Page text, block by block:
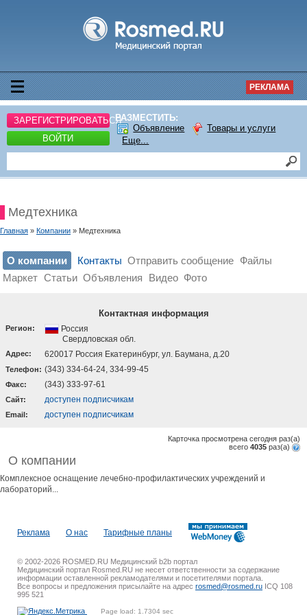
РЕКЛАМА
ЗАРЕГИСТРИРОВАТЬСЯ
ВОЙТИ
РАЗМЕСТИТЬ:
Объявление
Товары и услуги
Еще...
Медтехника
Главная » Компании » Медтехника
О компании Контакты Отправить сообщение Файлы
Маркет Статьи Объявления Видео Фото
Контактная информация
Регион:
Россия
Свердловская обл.
Адрес: 620017 Россия Екатеринбург, ул. Баумана, д.20
Телефон: (343) 334-64-24, 334-99-45
Факс: (343) 333-97-61
Cайт: доступен подписчикам
Email: доступен подписчикам
Карточка просмотрена сегодня раз(a)
всего 4035 раз(a)
О компании
Комплексное оснащение лечебно-профилактических учреждений и
лабораторий...
Реклама О нас Тарифные планы
© 2002-2026 ROSMED.RU Медицинский b2b портал
Медицинский портал Rosmed.RU не несет ответственности за содержание
информации оставленной рекламодателями и посетителями портала.
Все вопросы и предложения присылайте на адрес rosmed@rosmed.ru ICQ 108
995 521
Page load: 1.7304 sec